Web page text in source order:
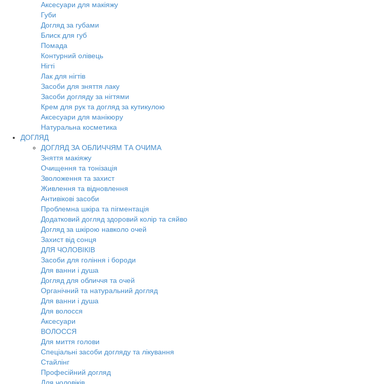
Аксесуари для макіяжу
Губи
Догляд за губами
Блиск для губ
Помада
Контурний олівець
Нігті
Лак для нігтів
Засоби для зняття лаку
Засоби догляду за нігтями
Крем для рук та догляд за кутикулою
Аксесуари для манікюру
Натуральна косметика
ДОГЛЯД
ДОГЛЯД ЗА ОБЛИЧЧЯМ ТА ОЧИМА
Зняття макіяжу
Очищення та тонізація
Зволоження та захист
Живлення та відновлення
Антивікові засоби
Проблемна шкіра та пігментація
Додатковий догляд здоровий колір та сяйво
Догляд за шкірою навколо очей
Захист від сонця
ДЛЯ ЧОЛОВІКІВ
Засоби для гоління і бороди
Для ванни і душа
Догляд для обличчя та очей
Органічний та натуральний догляд
Для ванни і душа
Для волосся
Аксесуари
ВОЛОССЯ
Для миття голови
Спеціальні засоби догляду та лікування
Стайлінг
Професійний догляд